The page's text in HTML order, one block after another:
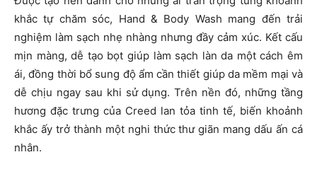
khắc tự chăm sóc, Hand & Body Wash mang đến trải
nghiệm làm sạch nhẹ nhàng nhưng đầy cảm xúc. Kết cấu
mịn màng, dễ tạo bọt giúp làm sạch làn da một cách êm
ái, đồng thời bổ sung độ ẩm cần thiết giúp da mềm mại và
dễ chịu ngay sau khi sử dụng. Trên nền đó, những tầng
hương đặc trưng của Creed lan tỏa tinh tế, biến khoảnh
khắc ấy trở thành một nghi thức thư giãn mang dấu ấn cá
nhân.